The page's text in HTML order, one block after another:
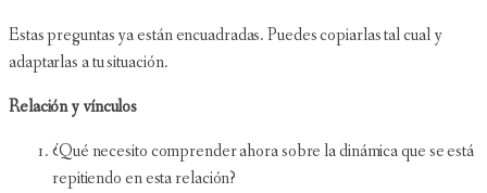
Estas preguntas ya están encuadradas. Puedes copiarlas tal cual y
adaptarlas a tu situación.
Relación y vínculos
¿Qué necesito comprender ahora sobre la dinámica que se está
repitiendo en esta relación?